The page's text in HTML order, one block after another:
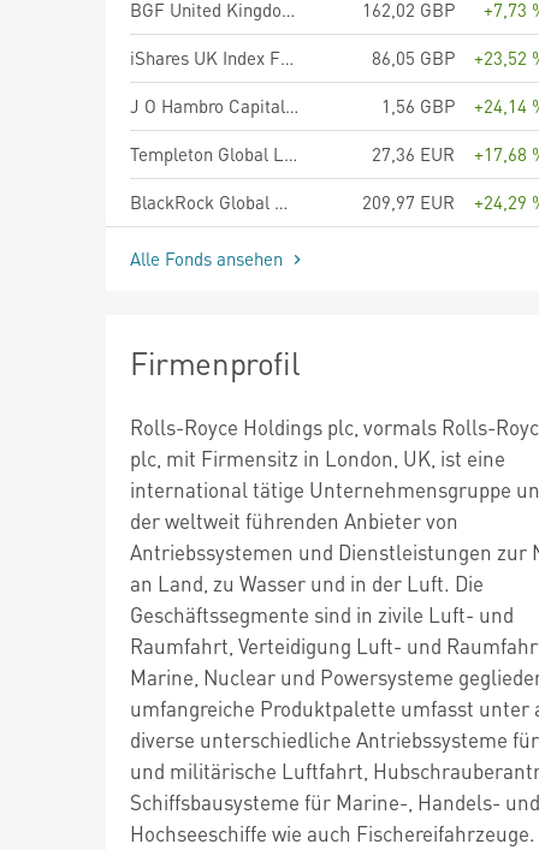
BGF United Kingdom Fund A2 GBP
162,02 GBP
+7,73
iShares UK Index Fund (IE) Flex Accu GBP
86,05 GBP
+23,52
J O Hambro Capital Management UK Dynamic Fund Y GBP
1,56 GBP
+24,14
Templeton Global Leaders Fund - A (acc) EUR
27,36 EUR
+17,68
BlackRock Global Unconstrained Equity Fund D Accumulating EUR
209,97 EUR +24,29
Alle Fonds ansehen
Firmenprofil
Rolls-Royce Holdings plc, vormals Rolls-
plc, mit Firmensitz in London, UK, ist eine
international tätige Unternehmensgruppe
der weltweit führenden Anbieter von
Antriebssystemen und Dienstleistungen zur
an Land, zu Wasser und in der Luft. Die
Geschäftssegmente sind in zivile Luft- und
Raumfahrt, Verteidigung Luft- und
Marine, Nuclear und Powersysteme
umfangreiche Produktpalette umfasst unter
diverse unterschiedliche Antriebssysteme
und militärische Luftfahrt,
Schiffsbausysteme für Marine-, Handels- und
Hochseeschiffe wie auch Fischereifahrzeuge.